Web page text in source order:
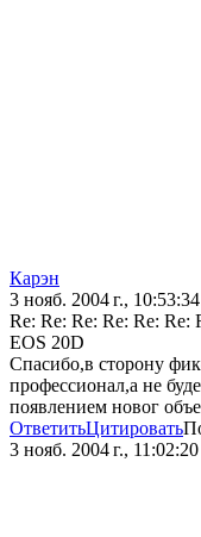
Карэн
3 нояб. 2004 г., 10:53:34
Re: Re: Re: Re: Re: Re:
EOS 20D
Спасибо,в сторону
профессионал,а не
появлением новог
ОтветитьЦитировать
3 нояб. 2004 г., 11:02:20